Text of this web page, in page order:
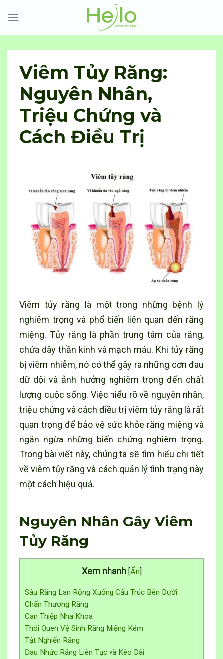
Viêm Tủy Răng:
Nguyên Nhân,
Triệu Chứng và
Cách Điều Trị
Viêm tủy răng là một trong những bệnh lý
nghiêm trọng và phổ biến liên quan đến răng
miệng. Tủy răng là phần trung tâm của răng,
chứa dây thần kinh và mạch máu. Khi tủy răng
bị viêm nhiễm, nó có thể gây ra những cơn đau
dữ dội và ảnh hưởng nghiêm trọng đến chất
lượng cuộc sống. Việc hiểu rõ về nguyên nhân,
triệu chứng và cách điều trị viêm tủy răng là rất
quan trọng để bảo vệ sức khỏe răng miệng và
ngăn ngừa những biến chứng nghiêm trọng.
Trong bài viết này, chúng ta sẽ tìm hiểu chi tiết
về viêm tủy răng và cách quản lý tình trạng này
một cách hiệu quả.
Nguyên Nhân Gây Viêm
Tủy Răng
Xem nhanh [Ẩn]
Sâu Răng Lan Rộng Xuống Cấu Trúc Bên Dưới
Chấn Thương Răng
Can Thiệp Nha Khoa
Thói Quen Vệ Sinh Răng Miệng Kém
Tật Nghiến Răng
Đau Nhức Răng Liên Tục và Kéo Dài